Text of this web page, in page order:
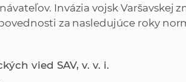
Invázia vojsk Varšavskej
za nasledujúce roky
vied SAV, v. v. i.